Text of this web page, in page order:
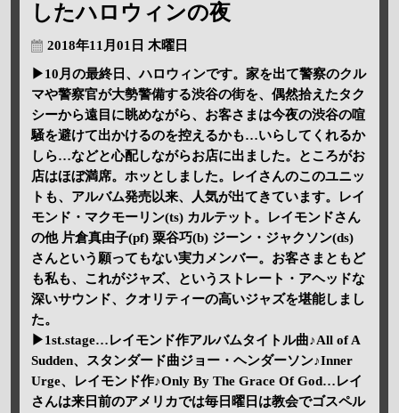
したハロウィンの夜
2018年11月01日 木曜日
▶10月の最終日、ハロウィンです。家を出て警察のクル
マや警察官が大勢警備する渋谷の街を、偶然拾えたタク
シーから遠目に眺めながら、お客さまは今夜の渋谷の喧
騒を避けて出かけるのを控えるかも…いらしてくれるか
しら…などと心配しながらお店に出ました。ところがお
店はほぼ満席。ホッとしました。レイさんのこのユニッ
トも、アルバム発売以来、人気が出てきています。レイ
モンド・マクモーリン(ts) カルテット。レイモンドさん
の他 片倉真由子(pf) 粟谷巧(b) ジーン・ジャクソン(ds)
さんという願ってもない実力メンバー。お客さまともど
も私も、これがジャズ、というストレート・アヘッドな
深いサウンド、クオリティーの高いジャズを堪能しまし
た。
▶1st.stage…レイモンド作アルバムタイトル曲♪All of A
Sudden、スタンダード曲ジョー・ヘンダーソン♪Inner
Urge、レイモンド作♪Only By The Grace Of God…レイ
さんは来日前のアメリカでは毎日曜日は教会でゴスペル